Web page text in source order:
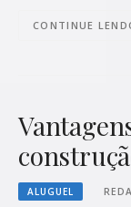
CONTINUE
ALUGUEL